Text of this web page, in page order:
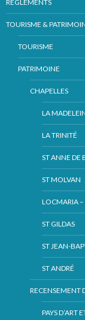
RÈGLEMENTS
TOURISME &
TOURISME
PATRIMOINE
CHAPELLES
LA
LA TRINITÉ
ST ANNE DE
ST MOLVAN
LOCMARIA –
ST GILDAS
ST JEAN-
ST ANDRÉ
RECENSEMENT
PAYS D’ART